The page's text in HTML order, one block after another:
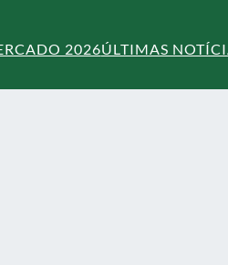
2026ÚLTIMAS